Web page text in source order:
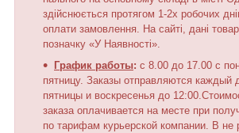
здійснюється протягом 1-2х робочих
оплати замовлення. На сайті, дані
позначку «У Наявності».
График работы: с 8.00 до 17.00 с
пятницу. Заказы отправляются каждый
пятницы и воскресенья до
заказа оплачивается на месте при
по тарифам курьерской компании. В не